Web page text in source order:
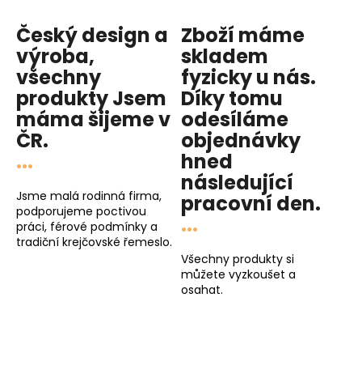
k
y
v
ý
p
i
s
u
Český design a
výroba,
všechny
produktyJsem
mámašijeme v
ČR.
...
Jsme malá rodinná firma,
podporujeme poctivou
práci, férové podmínky a
tradiční krejčovské řemeslo.
Zboží máme
skladem
fyzicky u nás.
Díky tomu
odesíláme
objednávky
hned
následující
pracovní den.
...
Všechny produkty si
můžete vyzkoušet a
osahat.